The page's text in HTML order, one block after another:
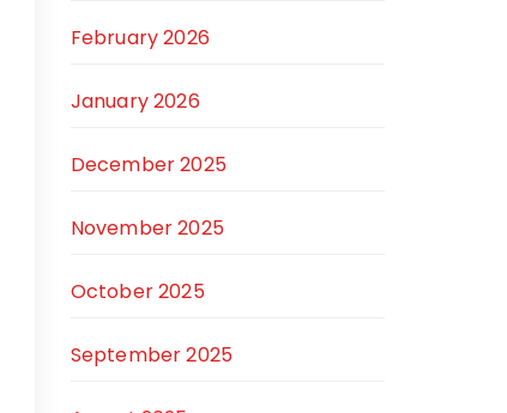
February 2026
January 2026
December 2025
November 2025
October 2025
September 2025